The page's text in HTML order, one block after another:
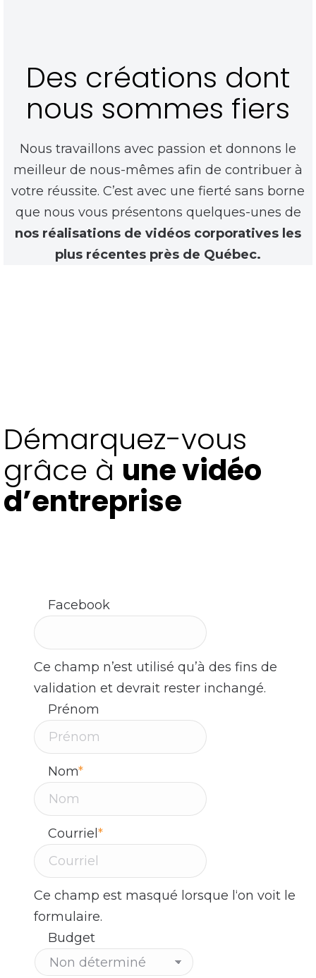
Des créations dont
nous sommes fiers
Nous travaillons avec passion et donnons le
meilleur de nous-mêmes afin de contribuer à
votre réussite. C’est avec une fierté sans borne
que nous vous présentons quelques-unes de
nos réalisations de vidéos corporatives les
plus récentes près de Québec.
Démarquez-vous
grâce à une vidéo
d’entreprise
Facebook
Ce champ n’est utilisé qu’à des fins de
validation et devrait rester inchangé.
Prénom
Nom*
Courriel*
Ce champ est masqué lorsque l‘on voit le
formulaire.
Budget